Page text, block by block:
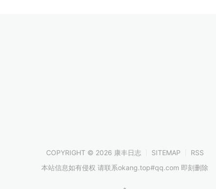
COPYRIGHT © 2026 康丰日志 SITEMAP
RSS
本站信息如有侵权 请联系okang.top#qq.com 即刻删除